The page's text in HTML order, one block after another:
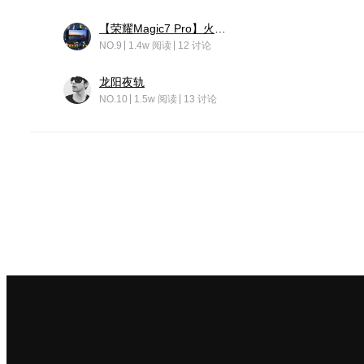
NO.9 1.4w 阅读 12 讨论
龙阳夜轨
NO.10 1.5w 阅读 13 讨论